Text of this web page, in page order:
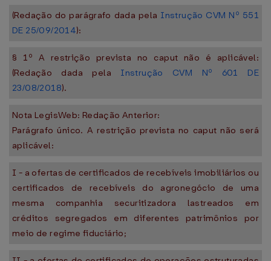
(Redação do parágrafo dada pela Instrução CVM Nº 551
DE 25/09/2014):
§ 1º A restrição prevista no caput não é aplicável:
(Redação dada pela Instrução CVM Nº 601 DE
23/08/2018).
Nota LegisWeb: Redação Anterior:
Parágrafo único. A restrição prevista no caput não será
aplicável:
I - a ofertas de certificados de recebíveis imobiliários ou
certificados de recebíveis do agronegócio de uma
mesma companhia securitizadora lastreados em
créditos segregados em diferentes patrimônios por
meio de regime fiduciário;